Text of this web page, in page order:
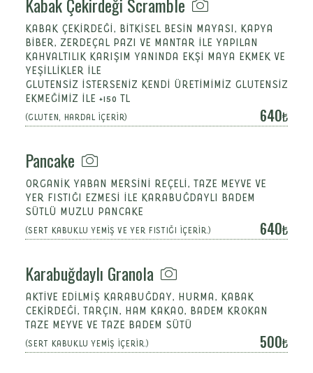
KABAK ÇEKİRDEĞİ, BİTKİSEL BESİN MAYASI, KAPYA
BİBER, ZERDEÇAL PAZI VE MANTAR İLE YAPILAN
KAHVALTILIK KARIŞIM YANINDA EKŞİ MAYA EKMEK VE
YEŞİLLİKLER İLE
GLUTENSİZ İSTERSENİZ KENDİ ÜRETİMİMİZ GLUTENSİZ
EKMEĞİMİZ İLE +150 TL
(GLUTEN, HARDAL İÇERİR) 640
Pancake
ORGANİK YABAN MERSİNİ REÇELİ, TAZE MEYVE VE
YER FISTIĞI EZMESİ İLE KARABUĞDAYLI BADEM
SÜTLÜ MUZLU PANCAKE
(SERT KABUKLU YEMİŞ VE YER FISTIĞI İÇERİR.) 640
Karabuğdaylı Granola
AKTİVE EDİLMİŞ KARABUĞDAY, HURMA, KABAK
CEKİRDEĞİ, TARÇIN, HAM KAKAO, BADEM KROKAN
TAZE MEYVE VE TAZE BADEM SÜTÜ
(SERT KABUKLU YEMİŞ İÇERİR.) 500